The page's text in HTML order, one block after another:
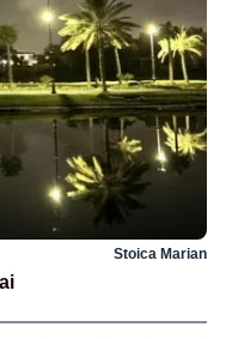
Stoica Marian